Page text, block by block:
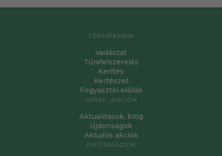
TERMÉKEINK
Vadászat
Túrafelszerelés
Kerítés
Kertészet
Fogyasztói elállás
HÍREK, AKCIÓK
Aktualitások, blog
Újdonságok
Aktuális akciók
INFORMÁCIÓK